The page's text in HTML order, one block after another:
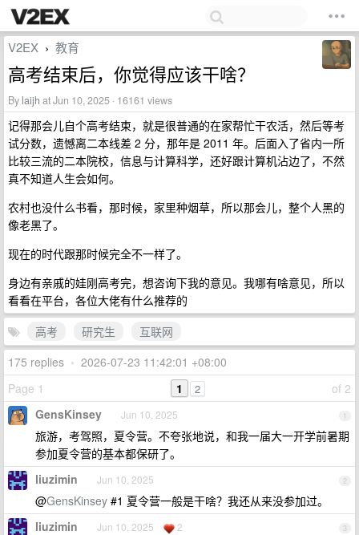
V2EX › 教育
高考结束后，你觉得应该干啥？
By laijh at Jun 10, 2025 · 16161 views
记得那会儿自个高考结束，就是很普通的在家帮忙干农活，然后等考
试分数，遗憾离二本线差 2 分，那年是 2011 年。后面入了省内一所
比较三流的二本院校，信息与计算科学，还好跟计算机沾边了，不然
真不知道人生会如何。
农村也没什么书看，那时候，家里种烟草，所以那会儿，整个人黑的
像老黑了。
现在的时代跟那时候完全不一样了。
身边有亲戚的娃刚高考完，想咨询下我的意见。我哪有啥意见，所以
看看在平台，各位大佬有什么推荐的
高考
研究生
互联网
175 replies • 2026-07-23 11:42:01 +08:00
Page 1
of 2
1 2
1
GensKinsey Jun 10, 2025
旅游，考驾照，夏令营。不夸张地说，和我一届大一开学前暑期
参加夏令营的基本都保研了。
2
liuzimin Jun 10, 2025
@GensKinsey #1 夏令营一般是干啥？我还从来没参加过。
3
liuzimin Jun 10, 2025 2